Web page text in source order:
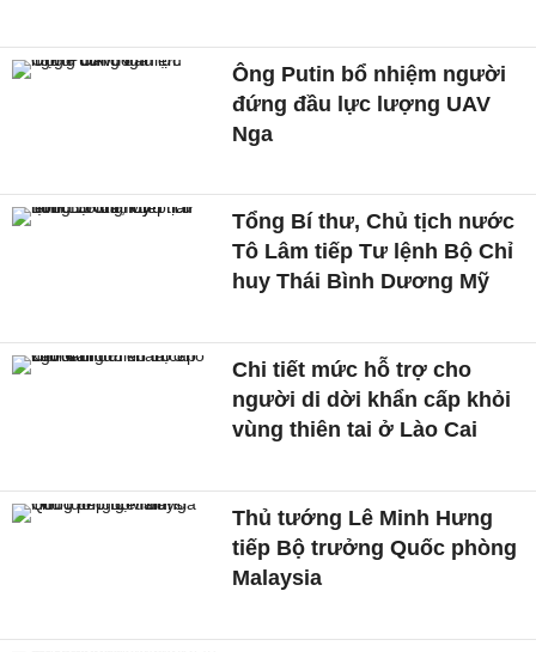
Ông Putin bổ nhiệm người
đứng đầu lực lượng UAV
Nga
Tổng Bí thư, Chủ tịch nước
Tô Lâm tiếp Tư lệnh Bộ Chỉ
huy Thái Bình Dương Mỹ
Chi tiết mức hỗ trợ cho
người di dời khẩn cấp khỏi
vùng thiên tai ở Lào Cai
Thủ tướng Lê Minh Hưng
tiếp Bộ trưởng Quốc phòng
Malaysia